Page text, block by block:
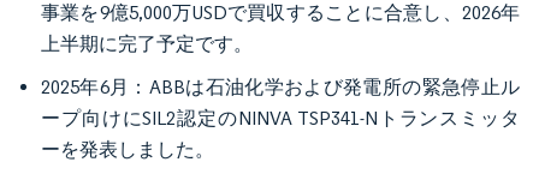
事業を9億5,000万USDで買収することに合意し、2026年
上半期に完了予定です。
2025年6月：ABBは石油化学および発電所の緊急停止ル
ープ向けにSIL2認定のNINVA TSP341-Nトランスミッタ
ーを発表しました。